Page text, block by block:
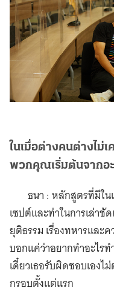
ในเมื่อต่างคนต่างไม่
พวกคุณเริ่มต้นจากอ
ธนา : หลักสูตรที่มีใ
เซปต์และท่าในการเล่าชั
ยุติธรรม เรื่องทหารและ
บอกแค่ว่าอยากทำอะไรท
เดี๋ยวเธอรับผิดชอบเองไ
กรอบตั้งแต่แรก